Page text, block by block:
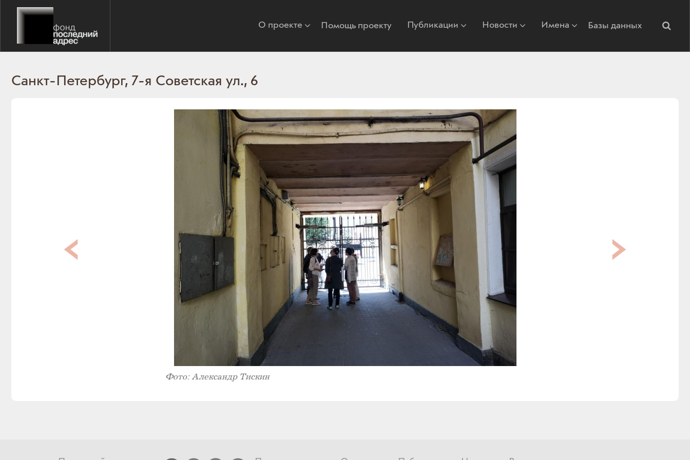
О проекте Помощь проекту Публикации Новости Имена Базы данных
Санкт-Петербург, 7-я Советская ул., 6
Фото: Александр Тискин